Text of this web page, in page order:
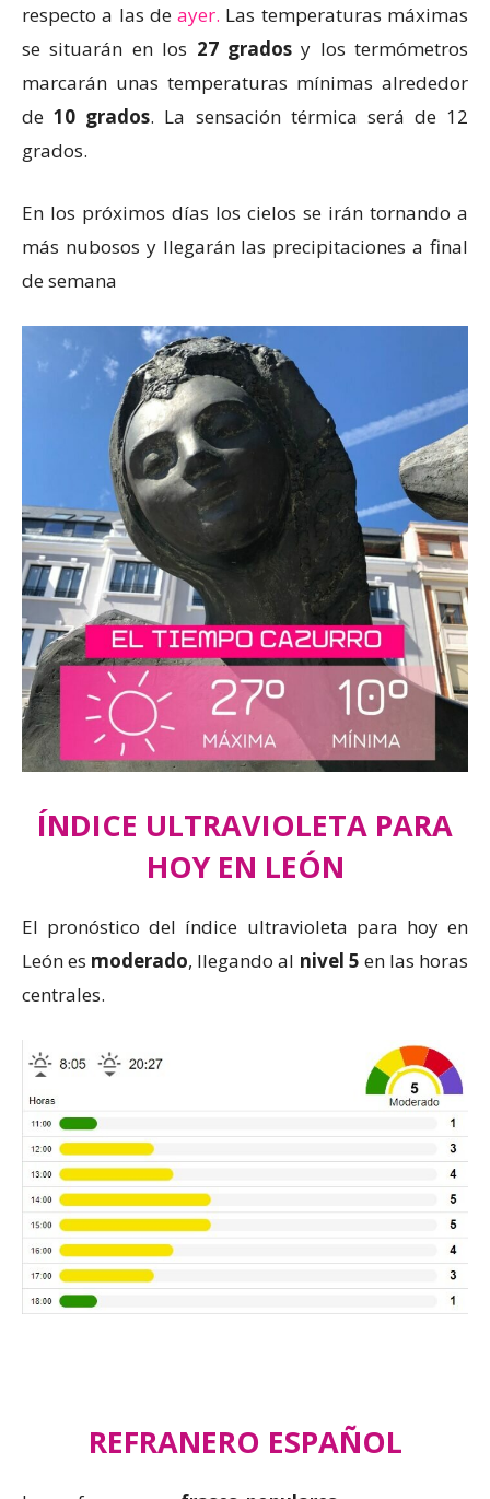
respecto a las deayer. Las temperaturas máximas
se situarán en los 27 gradosy los termómetros
marcarán unas temperaturas mínimas alrededor
de10 grados. La sensación térmica será de 12
grados.
En los próximos días los cielos se irán tornando a
más nubosos y llegarán las precipitaciones a final
de semana
ÍNDICE ULTRAVIOLETA PARA
HOY EN LEÓN
El pronóstico del índice ultravioleta para hoy en
León es moderado, llegando al nivel 5 en las horas
centrales.
REFRANERO ESPAÑOL